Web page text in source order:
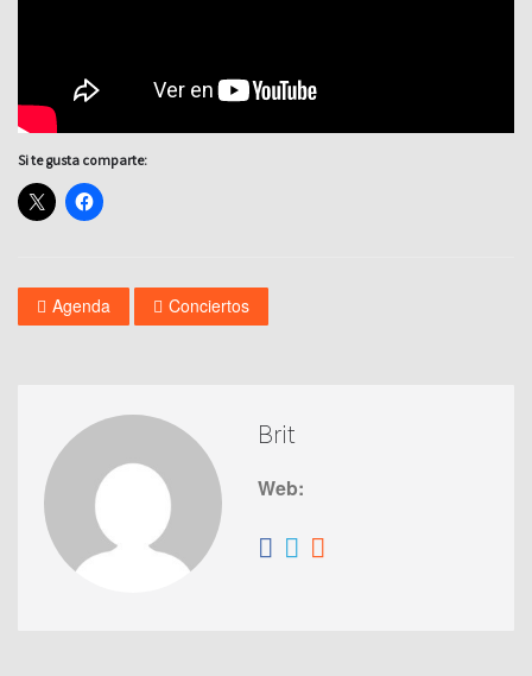
Si te gusta comparte:
Agenda Conciertos
Brit
Web: